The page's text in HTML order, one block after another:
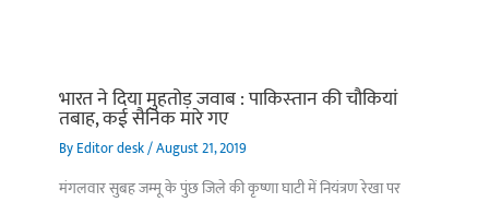
भारत ने दिया मुहतोड़ जवाब : पाकिस्‍तान की चौकियां
तबाह, कई सैनिक मारे गए
ByEditor desk/August 21, 2019
मंगलवार सुबह जम्मू के पुंछ जिले की कृष्णा घाटी में नियंत्रण रेखा पर